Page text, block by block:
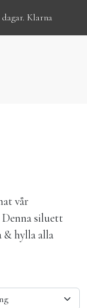
Klarna
vår
siluett
hylla alla